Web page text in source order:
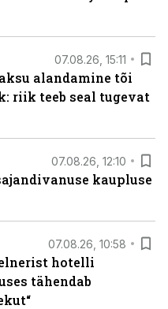
07.08.26, 15:11
alandamine tõi
riik teeb seal tugevat
07.08.26, 12:10
kaupluse
07.08.26, 10:58
hotelli
tähendab